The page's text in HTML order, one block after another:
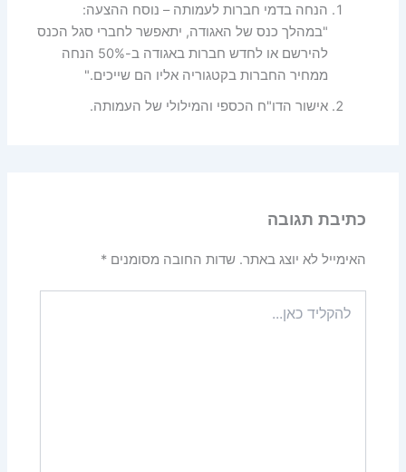
הנחה בדמי חברות לעמותה – נוסח ההצעה:
"במהלך כנס של האגודה, יתאפשר לחברי סגל הכנס
להירשם או לחדש חברות באגודה ב-50% הנחה
ממחיר החברות בקטגוריה אליו הם שייכים."
אישור הדו"ח הכספי והמילולי של העמותה.
כתיבת תגובה
האימייל לא יוצג באתר. שדות החובה מסומנים*
כאן...